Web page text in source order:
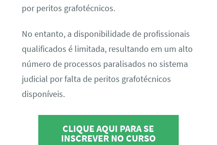
por peritos grafotécnicos.
No entanto, a disponibilidade de profissionais
qualificados é limitada, resultando em um alto
número de processos paralisados no sistema
judicial por falta de peritos grafotécnicos
disponíveis.
CLIQUE AQUI PARA SE
INSCREVER NO CURSO